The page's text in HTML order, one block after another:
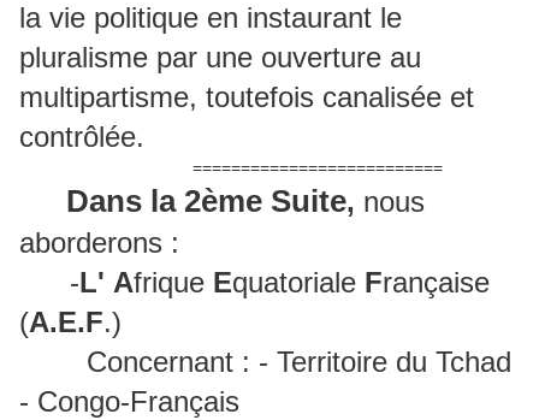
la vie politique en instaurant le
pluralisme par une ouverture au
multipartisme, toutefois canalisée et
contrôlée.
==========================
Dans la 2ème Suite, nous
aborderons :
-L' Afrique Equatoriale Française
(A.E.F.)
Concernant : - Territoire du Tchad
- Congo-Français